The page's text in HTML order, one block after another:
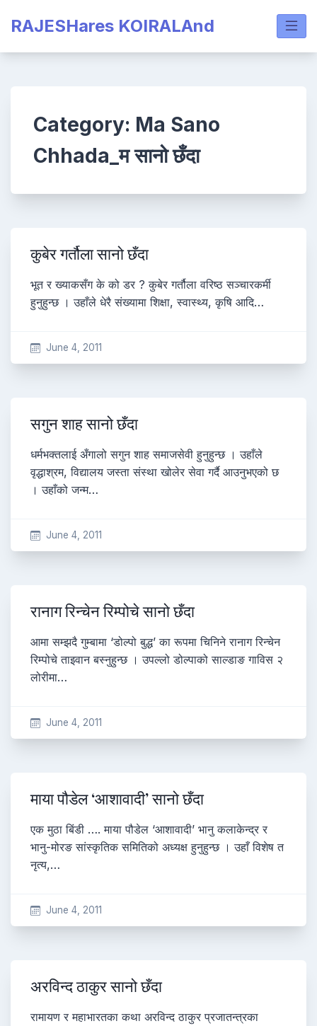
RAJESHares KOIRALAnd
Category: Ma Sano
Chhada_म सानो छँदा
कुबेर गर्तौला सानो छँदा
भूत र ख्याकसँग के को डर ? कुबेर गर्तौला वरिष्ठ सञ्चारकर्मी
हुनुहुन्छ । उहाँले धेरै संख्यामा शिक्षा, स्वास्थ्य, कृषि आदि…
June 4, 2011
सगुन शाह सानो छँदा
धर्मभक्तलाई अँगालो सगुन शाह समाजसेवी हुनुहुन्छ । उहाँले
वृद्धाश्रम, विद्यालय जस्ता संस्था खोलेर सेवा गर्दै आउनुभएको छ
। उहाँको जन्म…
June 4, 2011
रानाग रिन्चेन रिम्पोचे सानो छँदा
आमा सम्झदै गुम्बामा ‘डोल्पो बुद्ध’ का रूपमा चिनिने रानाग रिन्चेन
रिम्पोचे ताइवान बस्नुहुन्छ । उपल्लो डोल्पाको साल्डाङ गाविस २
लोरीमा…
June 4, 2011
माया पौडेल ‘आशावादी’ सानो छँदा
एक मुठा बिंडी …. माया पौडेल ‘आशावादी’ भानु कलाकेन्द्र र
भानु-मोरङ सांस्कृतिक समितिको अध्यक्ष हुनुहुन्छ । उहाँ विशेष त
नृत्य,…
June 4, 2011
अरविन्द ठाकुर सानो छँदा
रामायण र महाभारतका कथा अरविन्द ठाकुर प्रजातन्त्रका